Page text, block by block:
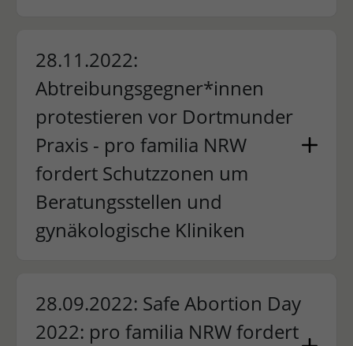
28.11.2022:
Abtreibungsgegner*innen
protestieren vor Dortmunder
Praxis - pro familia NRW
fordert Schutzzonen um
Beratungsstellen und
gynäkologische Kliniken
28.09.2022: Safe Abortion Day
2022: pro familia NRW fordert